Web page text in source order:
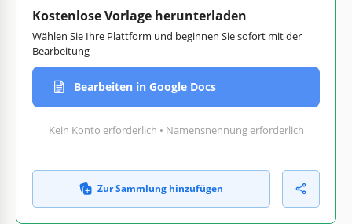
Kostenlose Vorlage herunterladen
Wählen Sie Ihre Plattform und beginnen Sie sofort mit der
Bearbeitung
Bearbeiten in Google Docs
Kein Konto erforderlich • Namensnennung erforderlich
Zur Sammlung hinzufügen